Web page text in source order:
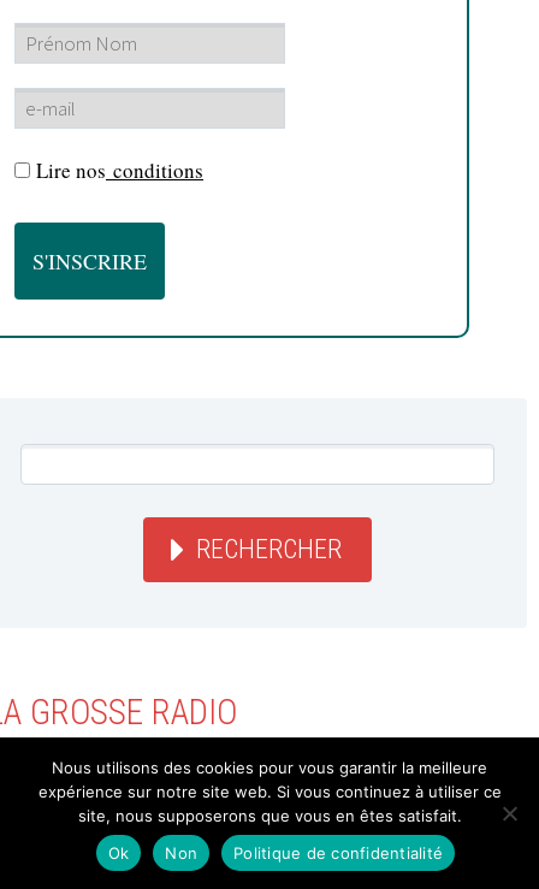
Lire nos conditions
RECHERCHER
GROSSE RADIO
SOUTENIR SUR HELLOASSO
Nous utilisons des cookies pour vous garantir la meilleure
expérience sur notre site web. Si vous continuez à utiliser ce
site, nous supposerons que vous en êtes satisfait.
Ok
Non Politique de confidentialité